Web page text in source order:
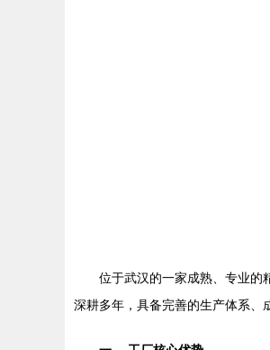
位于武汉的一家成熟、专业的
深耕多年，具备完善的生产体系、